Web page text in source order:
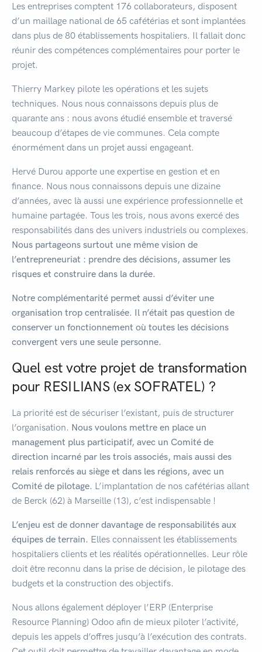
Les entreprises comptent 176 collaborateurs, disposent
d’un maillage national de 65 cafétérias et sont implantées
dans plus de 80 établissements hospitaliers. Il fallait donc
réunir des compétences complémentaires pour porter le
projet.
Thierry Markey pilote les opérations et les sujets
techniques. Nous nous connaissons depuis plus de
quarante ans : nous avons étudié ensemble et traversé
beaucoup d’étapes de vie communes. Cela compte
énormément dans un projet aussi engageant.
Hervé Durou apporte une expertise en gestion et en
finance. Nous nous connaissons depuis une dizaine
d’années, avec là aussi une expérience professionnelle et
humaine partagée. Tous les trois, nous avons exercé des
responsabilités dans des univers industriels ou complexes.
Nous partageons surtout une même vision de
l’entrepreneuriat : prendre des décisions, assumer les
risques et construire dans la durée.
Notre complémentarité permet aussi d’éviter une
organisation trop centralisée. Il n’était pas question de
conserver un fonctionnement où toutes les décisions
convergent vers une seule personne.
Quel est votre projet de transformation
pour RESILIANS (ex SOFRATEL) ?
La priorité est de sécuriser l’existant, puis de structurer
l’organisation. Nous voulons mettre en place un
management plus participatif, avec un Comité de
direction incarné par les trois associés, mais aussi des
relais renforcés au siège et dans les régions, avec un
Comité de pilotage. L’implantation de nos cafétérias allant
de Berck (62) à Marseille (13), c’est indispensable !
L’enjeu est de donner davantage de responsabilités aux
équipes de terrain. Elles connaissent les établissements
hospitaliers clients et les réalités opérationnelles. Leur rôle
doit être reconnu dans la prise de décision, le pilotage des
budgets et la construction des objectifs.
Nous allons également déployer l’ERP (Enterprise
Resource Planning) Odoo afin de mieux piloter l’activité,
depuis les appels d’offres jusqu’à l’exécution des contrats.